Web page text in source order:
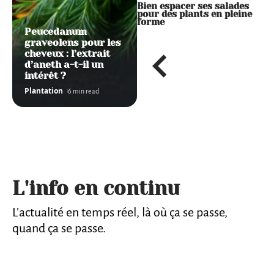
Peucedanum
graveolens pour les
cheveux : l’extrait
d’aneth a-t-il un
intérêt ?
Plantation 6 min read
Quand planter les patates
douces et combien de
temps avant la récolte ?
Bien espacer ses salades
pour des plants en pleine
forme
L'info en continu
L’actualité en temps réel, là où ça se passe,
quand ça se passe.